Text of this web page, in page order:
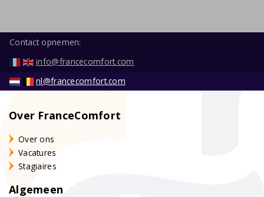
Contact opnemen:
info@francecomfort.com
nl@francecomfort.com
Over FranceComfort
Over ons
Vacatures
Stagiaires
Algemeen